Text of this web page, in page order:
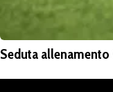
Seduta